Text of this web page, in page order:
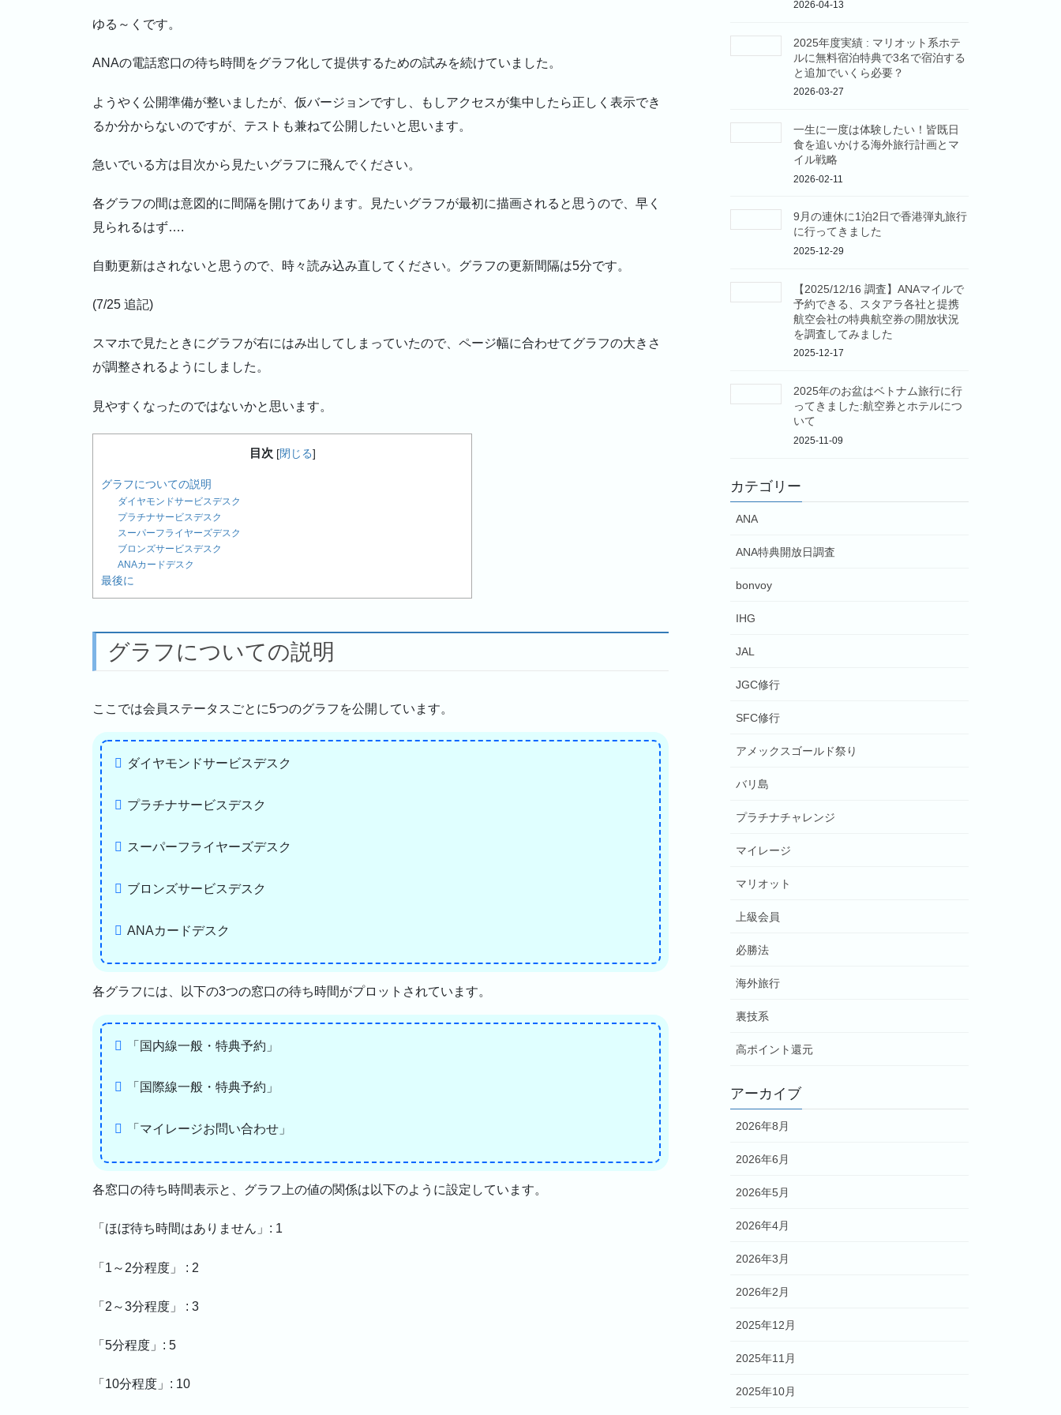
ゆる～くです。
ANAの電話窓口の待ち時間をグラフ化して提供するための試みを続けていました。
ようやく公開準備が整いましたが、仮バージョンですし、もしアクセスが集中したら正しく表示でき
るか分からないのですが、テストも兼ねて公開したいと思います。
急いでいる方は目次から見たいグラフに飛んでください。
各グラフの間は意図的に間隔を開けてあります。見たいグラフが最初に描画されると思うので、早く
見られるはず….
自動更新はされないと思うので、時々読み込み直してください。グラフの更新間隔は5分です。
(7/25 追記)
スマホで見たときにグラフが右にはみ出してしまっていたので、ページ幅に合わせてグラフの大きさ
が調整されるようにしました。
見やすくなったのではないかと思います。
目次 [閉じる]
グラフについての説明
ダイヤモンドサービスデスク
プラチナサービスデスク
スーパーフライヤーズデスク
ブロンズサービスデスク
ANAカードデスク
最後に
グラフについての説明
ここでは会員ステータスごとに5つのグラフを公開しています。
ダイヤモンドサービスデスク
プラチナサービスデスク
スーパーフライヤーズデスク
ブロンズサービスデスク
ANAカードデスク
各グラフには、以下の3つの窓口の待ち時間がプロットされています。
「国内線一般・特典予約」
「国際線一般・特典予約」
「マイレージお問い合わせ」
各窓口の待ち時間表示と、グラフ上の値の関係は以下のように設定しています。
「ほぼ待ち時間はありません」: 1
「1～2分程度」 : 2
「2～3分程度」 : 3
「5分程度」: 5
「10分程度」: 10
2026-04-13
2025年度実績 : マリオット系ホテ
ルに無料宿泊特典で3名で宿泊する
と追加でいくら必要？
2026-03-27
一生に一度は体験したい！皆既日
食を追いかける海外旅行計画とマ
イル戦略
2026-02-11
9月の連休に1泊2日で香港弾丸旅行
に行ってきました
2025-12-29
【2025/12/16 調査】ANAマイルで
予約できる、スタアラ各社と提携
航空会社の特典航空券の開放状況
を調査してみました
2025-12-17
2025年のお盆はベトナム旅行に行
ってきました:航空券とホテルにつ
いて
2025-11-09
カテゴリー
ANA
ANA特典開放日調査
bonvoy
IHG
JAL
JGC修行
SFC修行
アメックスゴールド祭り
バリ島
プラチナチャレンジ
マイレージ
マリオット
上級会員
必勝法
海外旅行
裏技系
高ポイント還元
アーカイブ
2026年8月
2026年6月
2026年5月
2026年4月
2026年3月
2026年2月
2025年12月
2025年11月
2025年10月